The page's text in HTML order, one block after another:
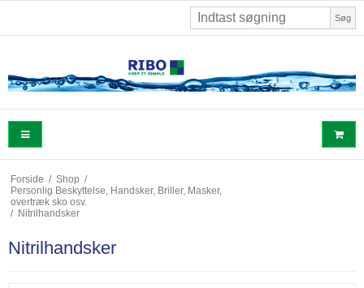
Søg
Forside / Shop /
Personlig Beskyttelse, Handsker, Briller, Masker,
overtræk sko osv.
/ Nitrilhandsker
Nitrilhandsker